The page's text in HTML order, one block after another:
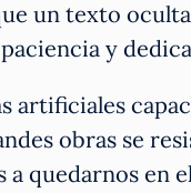
un texto oculta
y
artificiales
obras se
quedarnos en